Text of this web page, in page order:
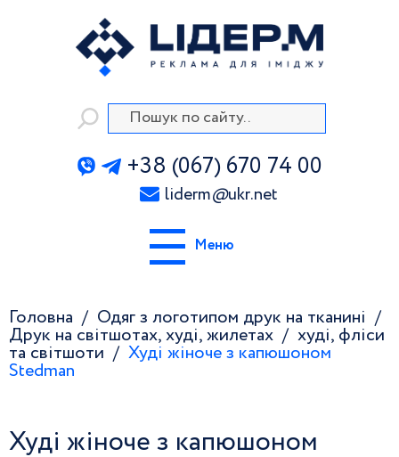
+38 (067) 670 74 00
liderm@ukr.net
Меню
Головна
Одяг з логотипом друк на тканині
Друк на світшотах, худі, жилетах
худі, фліси
та світшоти
Худі жіноче з капюшоном
Stedman
Худі жіноче з капюшоном